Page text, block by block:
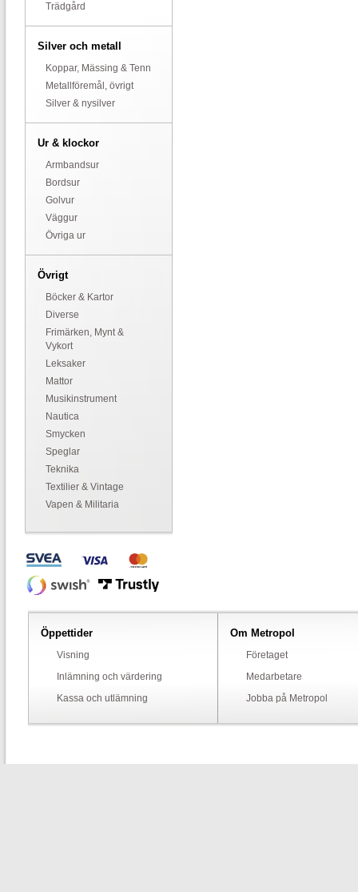
Trädgård
Silver och metall
Koppar, Mässing & Tenn
Metallföremål, övrigt
Silver & nysilver
Ur & klockor
Armbandsur
Bordsur
Golvur
Väggur
Övriga ur
Övrigt
Böcker & Kartor
Diverse
Frimärken, Mynt &
Vykort
Leksaker
Mattor
Musikinstrument
Nautica
Smycken
Speglar
Teknika
Textilier & Vintage
Vapen & Militaria
Öppettider
Visning
Inlämning och värdering
Kassa och utlämning
Om Metropol
Företaget
Medarbetare
Jobba på Metropol